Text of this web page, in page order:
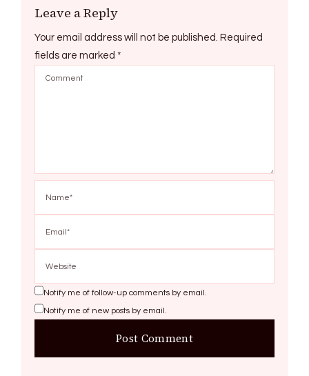
Leave a Reply
Your email address will not be published. Required
fields are marked *
Notify me of follow-up comments by email.
Notify me of new posts by email.